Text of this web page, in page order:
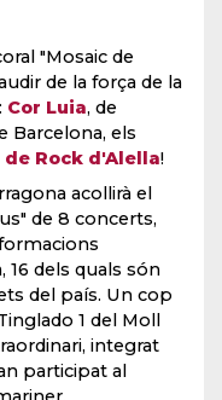
"Mosaic de
de la força de la
Cor Luia, de
Barcelona, els
de Rock d'Alella!
acollirà el
de 8 concerts,
16 dels quals són
del país. Un cop
1 del Moll
integrat
participat al